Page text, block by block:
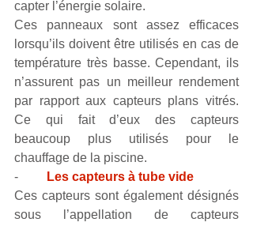
capter l’énergie solaire.
Ces panneaux sont assez efficaces
lorsqu’ils doivent être utilisés en cas de
température très basse. Cependant, ils
n’assurent pas un meilleur rendement
par rapport aux capteurs plans vitrés.
Ce qui fait d’eux des capteurs
beaucoup plus utilisés pour le
chauffage de la piscine.
-
Les capteurs à tube vide
Ces capteurs sont également désignés
sous l’appellation de capteurs